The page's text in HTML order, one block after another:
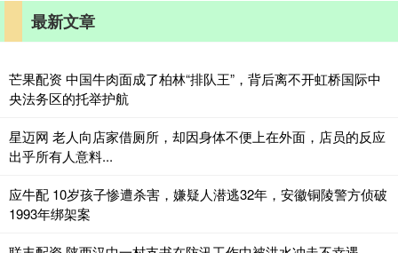
最新文章
芒果配资 中国牛肉面成了柏林“排队王”，背后离不开虹桥国际中
央法务区的托举护航
星迈网 老人向店家借厕所，却因身体不便上在外面，店员的反应
出乎所有人意料...
应牛配 10岁孩子惨遭杀害，嫌疑人潜逃32年，安徽铜陵警方侦破
1993年绑架案